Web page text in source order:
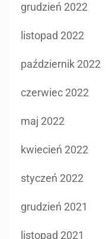
październik 2022
czerwiec 2022
maj 2022
kwiecień 2022
styczeń 2022
grudzień 2021
listopad 2021
październik 2021